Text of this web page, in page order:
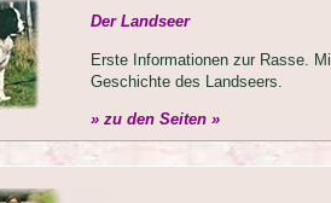
Der Landseer
Erste Informationen zur Rasse.
Geschichte des Landseers.
» zu den Seiten »